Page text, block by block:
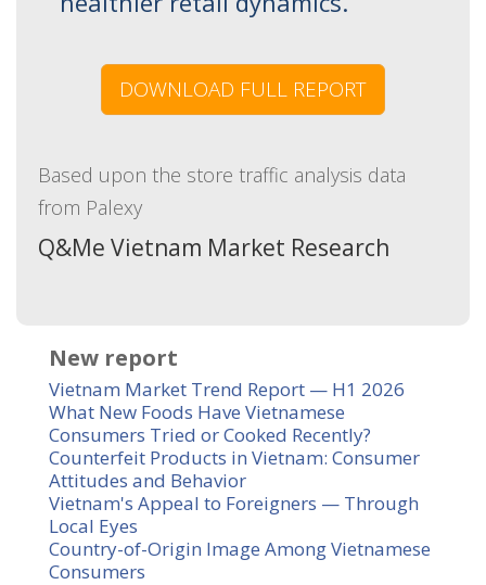
DOWNLOAD FULL REPORT
Based upon the store traffic analysis data
from Palexy
Q&Me Vietnam Market Research
New report
Vietnam Market Trend Report — H1 2026
What New Foods Have Vietnamese
Consumers Tried or Cooked Recently?
Counterfeit Products in Vietnam: Consumer
Attitudes and Behavior
Vietnam's Appeal to Foreigners — Through
Local Eyes
Country-of-Origin Image Among Vietnamese
Consumers